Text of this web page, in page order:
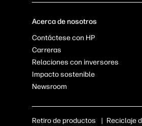
Acerca de nosotros
Contáctese con HP
Carreras
Relaciones con inversores
Impacto sostenible
Newsroom
Retiro de productos | Reciclaje